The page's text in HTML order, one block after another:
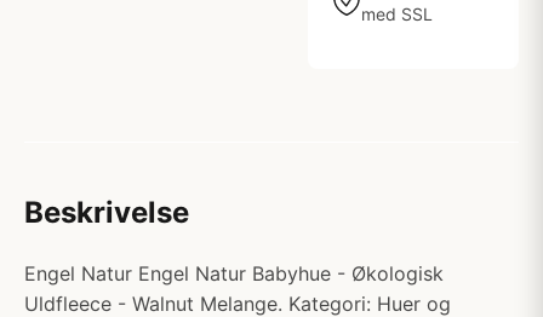
med SSL
Beskrivelse
Engel Natur Engel Natur Babyhue - Økologisk
Uldfleece - Walnut Melange. Kategori: Huer og